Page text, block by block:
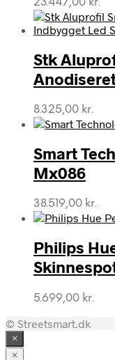
Stk
8.325,00 kr.
Smart
Mx086
38.519,00 kr.
Philips
5.699,00 kr.
© Streetsmart.dk
×
×